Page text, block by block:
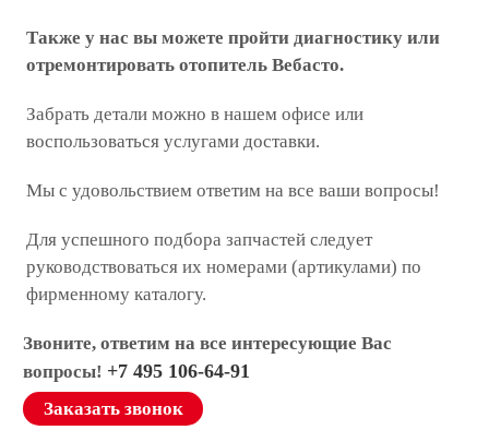
Также у нас вы можете пройти диагностику или
отремонтировать отопитель Вебасто.
Забрать детали можно в нашем офисе или
воспользоваться услугами доставки.
Мы с удовольствием ответим на все ваши вопросы!
Для успешного подбора запчастей следует
руководствоваться их номерами (артикулами) по
фирменному каталогу.
Звоните, ответим на все интересующие Вас
вопросы! +7 495 106-64-91
Заказать звонок